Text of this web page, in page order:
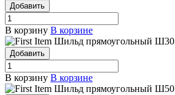
Добавить
В корзину В корзине
Шильд прямоугольный Ш30
Добавить
В корзину В корзине
Шильд прямоугольный Ш50